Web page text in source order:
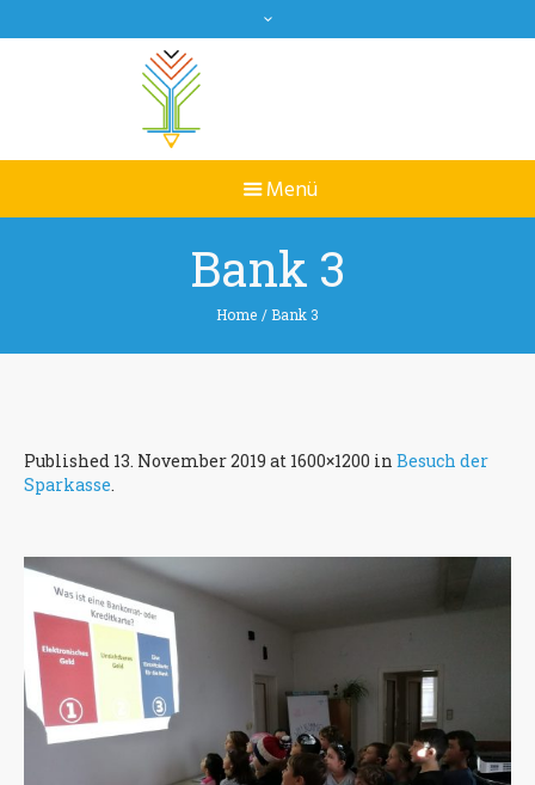
Bank 3
Home /Bank 3
Published 13. November 2019 at 1600×1200 in Besuch der
Sparkasse.